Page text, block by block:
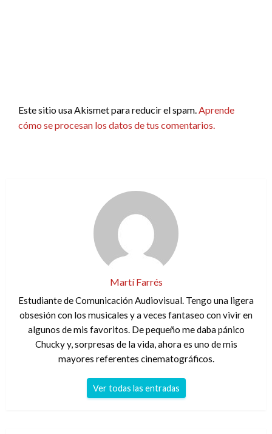
Este sitio usa Akismet para reducir el spam.Aprende
cómo se procesan los datos de tus comentarios.
Martí Farrés
Estudiante de Comunicación Audiovisual. Tengo una ligera
obsesión con los musicales y a veces fantaseo con vivir en
algunos de mis favoritos. De pequeño me daba pánico
Chucky y, sorpresas de la vida, ahora es uno de mis
mayores referentes cinematográficos.
Ver todas las entradas